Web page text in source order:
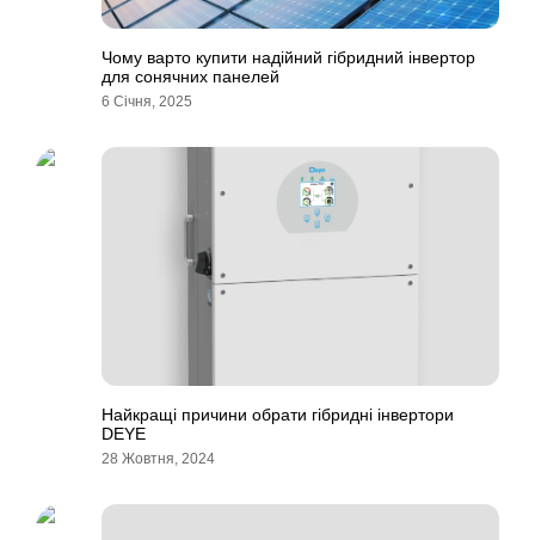
Чому варто купити надійний гібридний інвертор
для сонячних панелей
6 Січня, 2025
Найкращі причини обрати гібридні інвертори
DEYE
28 Жовтня, 2024